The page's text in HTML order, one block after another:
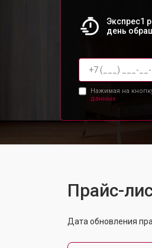
Экспрес1
день
Нажимая на
данных.
Прайс-
Дата обновления